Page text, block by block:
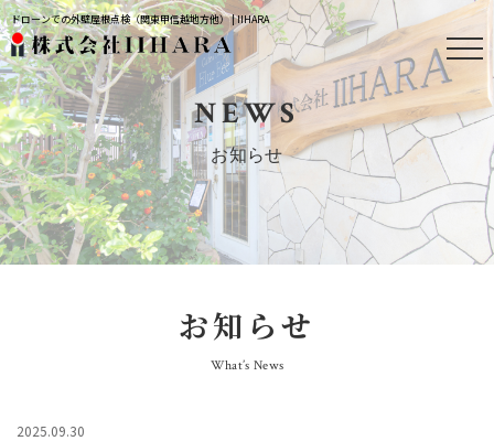
ドローンでの外壁屋根点検（関東甲信越地方他） | IIHARA
NEWS
お知らせ
お知らせ
What’s News
2025.09.30